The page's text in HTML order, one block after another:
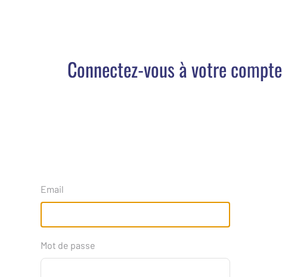
Connectez-vous à votre compte
Email
Mot de passe